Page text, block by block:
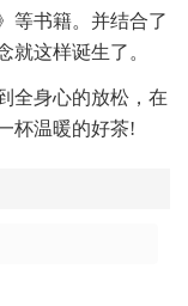
等书籍。并结合了
就这样诞生了。
全身心的放松，在
杯温暖的好茶!